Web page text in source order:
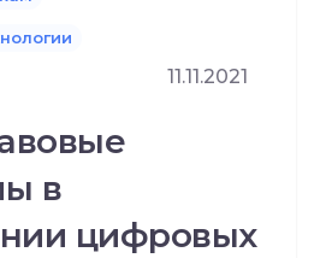
11.11.2021
в
цифровых